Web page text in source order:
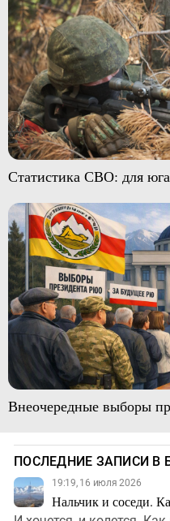
Статистика СВО: для
Внеочередные выборы
ПОСЛЕДНИЕ ЗАПИСИ В
19:19, 16 июля 2026
Нальчик и соседи.